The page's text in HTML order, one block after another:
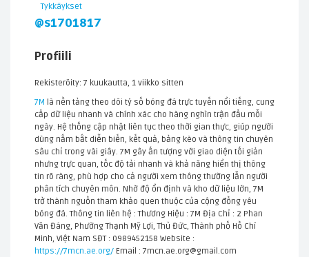
Tykkäykset
@s1701817
Profiili
Rekisteröity: 7 kuukautta, 1 viikko sitten
7M là nền tảng theo dõi tỷ số bóng đá trực tuyến nổi tiếng, cung
cấp dữ liệu nhanh và chính xác cho hàng nghìn trận đấu mỗi
ngày. Hệ thống cập nhật liên tục theo thời gian thực, giúp người
dùng nắm bắt diễn biến, kết quả, bảng kèo và thông tin chuyên
sâu chỉ trong vài giây. 7M gây ấn tượng với giao diện tối giản
nhưng trực quan, tốc độ tải nhanh và khả năng hiển thị thông
tin rõ ràng, phù hợp cho cả người xem thông thường lẫn người
phân tích chuyên môn. Nhờ độ ổn định và kho dữ liệu lớn, 7M
trở thành nguồn tham khảo quen thuộc của cộng đồng yêu
bóng đá. Thông tin liên hệ : Thương Hiệu : 7M Địa Chỉ : 2 Phan
Văn Đáng, Phường Thạnh Mỹ Lợi, Thủ Đức, Thành phố Hồ Chí
Minh, Việt Nam SĐT : 0989452158 Website :
https://7mcn.ae.org/ Email : 7mcn.ae.org@gmail.com